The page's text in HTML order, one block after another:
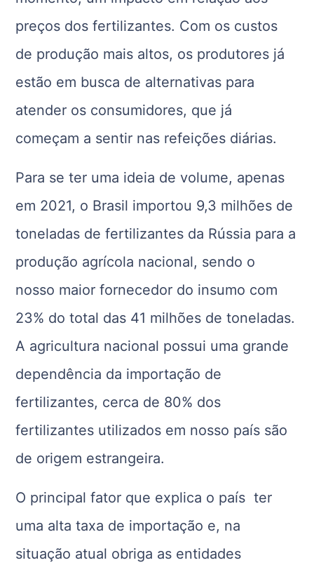
preços dos fertilizantes. Com os custos
de produção mais altos, os produtores já
estão em busca de alternativas para
atender os consumidores, que já
começam a sentir nas refeições diárias.
Para se ter uma ideia de volume, apenas
em 2021, o Brasil importou 9,3 milhões de
toneladas de fertilizantes da Rússia para a
produção agrícola nacional, sendo o
nosso maior fornecedor do insumo com
23% do total das 41 milhões de toneladas.
A agricultura nacional possui uma grande
dependência da importação de
fertilizantes, cerca de 80% dos
fertilizantes utilizados em nosso país são
de origem estrangeira.
O principal fator que explica o país ter
uma alta taxa de importação e, na
situação atual obriga as entidades